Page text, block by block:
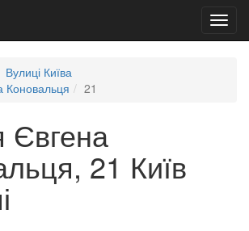
Вулиці Київа
Коновальця
21
Євгена
21 Київ